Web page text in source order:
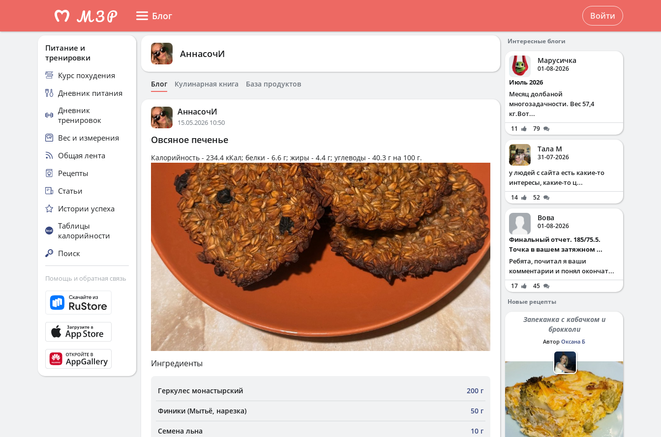
Блог Войти
АннасочИ
Блог Кулинарная книга База продуктов
АннасочИ
15.05.2026 10:50
Овсяное печенье
Калорийность - 234.4 кКал; белки - 6.6 г; жиры - 4.4 г; углеводы - 40.3 г на 100 г.
Ингредиенты
Геркулес монастырский 200 г
Финики (Мытьё, нарезка) 50 г
Семена льна 10 г
Питание и
тренировки
Курс похудения
Дневник питания
Дневник
тренировок
Вес и измерения
Общая лента
Рецепты
Статьи
Истории успеха
Таблицы
калорийности
Поиск
Помощь и обратная связь
Интересные блоги
Марусичка
01-08-2026
Июль 2026
Месяц долбаной
многозадачности. Вес 57,4
кг.Вот...
11 79
Тала М
31-07-2026
у людей с сайта есть какие-то
интересы, какие-то ц...
14 52
Вова
01-08-2026
Финальный отчет. 185/75.5.
Точка в вашем затяжном ...
Ребята, почитал я ваши
комментарии и понял окончат...
17
45
Новые рецепты
Запеканка с кабачком и
брокколи
Автор Оксана Б